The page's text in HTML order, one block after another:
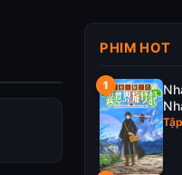
PHIM HOT